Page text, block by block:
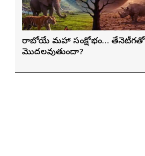
రాబోయే మహా సంక్షోభం… తేనెటీగతో
మొదలవుతుందా?